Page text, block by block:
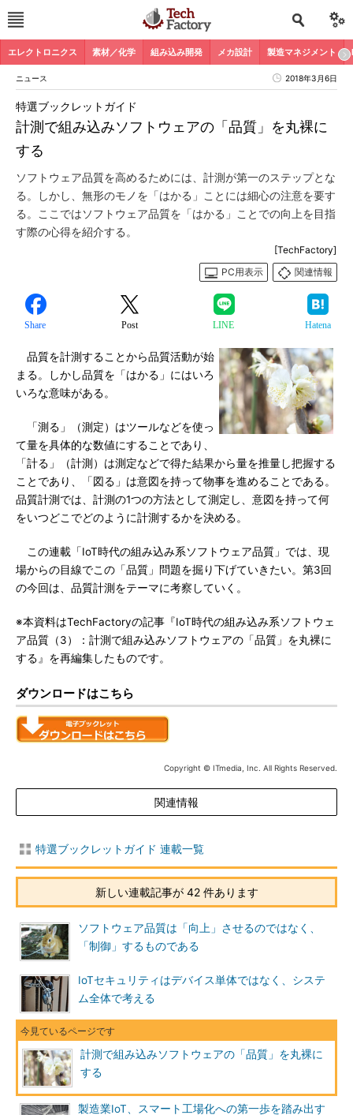
エレクトロニクス 素材／化学 組み込み開発 メカ設計 製造マネジメント
ニュース 2018年3月6日
計測で組み込みソフトウェアの「品質」を丸裸に
する
特選ブックレットガイド
ソフトウェア品質を高めるためには、計測が第一のステップとな
る。しかし、無形のモノを「はかる」ことには細心の注意を要す
る。ここではソフトウェア品質を「はかる」ことでの向上を目指
す際の心得を紹介する。
[TechFactory]
PC用表示
関連情報
Share Post LINE Hatena
品質を計測することから品質活動が始
まる。しかし品質を「はかる」にはいろ
いろな意味がある。
「測る」（測定）はツールなどを使っ
て量を具体的な数値にすることであり、
「計る」（計測）は測定などで得た結果から量を推量し把握する
ことであり、「図る」は意図を持って物事を進めることである。
品質計測では、計測の1つの方法として測定し、意図を持って何
をいつどこでどのように計測するかを決める。
この連載「IoT時代の組み込み系ソフトウェア品質」では、現
場からの目線でこの「品質」問題を掘り下げていきたい。第3回
の今回は、品質計測をテーマに考察していく。
※本資料はTechFactoryの記事『IoT時代の組み込み系ソフトウェ
ア品質（3）：計測で組み込みソフトウェアの「品質」を丸裸に
する』を再編集したものです。
ダウンロードはこちら
Copyright © ITmedia, Inc. All Rights Reserved.
関連情報
特選ブックレットガイド 連載一覧
新しい連載記事が 42 件あります
ソフトウェア品質は「向上」させるのではなく、
「制御」するものである
IoTセキュリティはデバイス単体ではなく、システ
ム全体で考える
計測で組み込みソフトウェアの「品質」を丸裸に
する
製造業IoT、スマート工場化への第一歩を踏み出す